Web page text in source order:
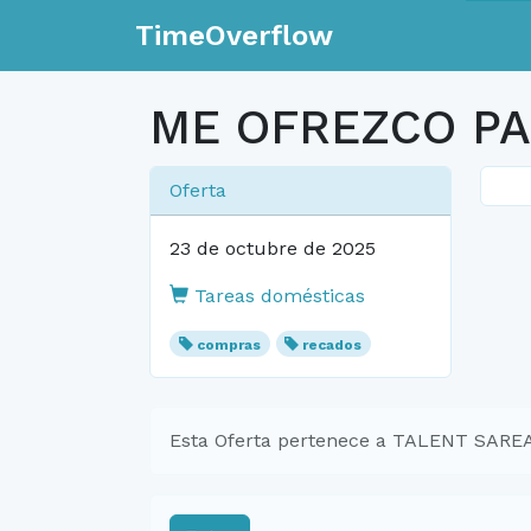
TimeOverflow
ME OFREZCO
Oferta
23 de octubre de 2025
Tareas domésticas
compras recados
Esta Oferta pertenece a TALENT